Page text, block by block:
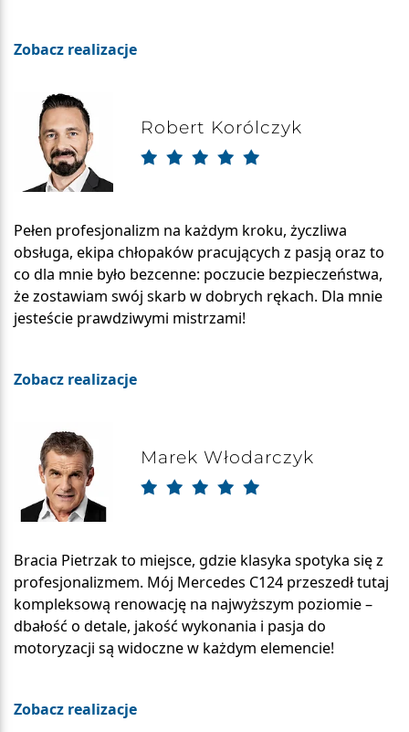
Zobacz realizacje
Robert Korólczyk
Pełen profesjonalizm na każdym kroku, życzliwa
obsługa, ekipa chłopaków pracujących z pasją oraz to
co dla mnie było bezcenne: poczucie bezpieczeństwa,
że zostawiam swój skarb w dobrych rękach. Dla mnie
jesteście prawdziwymi mistrzami!
Zobacz realizacje
Marek Włodarczyk
Bracia Pietrzak to miejsce, gdzie klasyka spotyka się z
profesjonalizmem. Mój Mercedes C124 przeszedł tutaj
kompleksową renowację na najwyższym poziomie –
dbałość o detale, jakość wykonania i pasja do
motoryzacji są widoczne w każdym elemencie!
Zobacz realizacje